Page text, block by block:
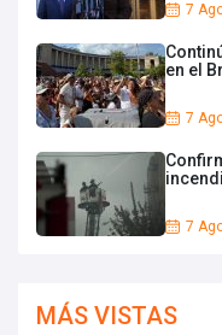
7
en el
7
7
MÁS VISTAS